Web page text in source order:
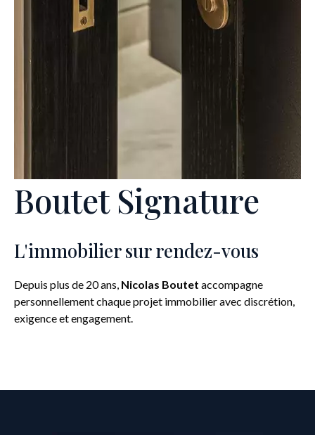
Boutet Signature
L'immobilier sur rendez-vous
Depuis plus de 20 ans, Nicolas Boutet accompagne
personnellement chaque projet immobilier avec discrétion,
exigence et engagement.